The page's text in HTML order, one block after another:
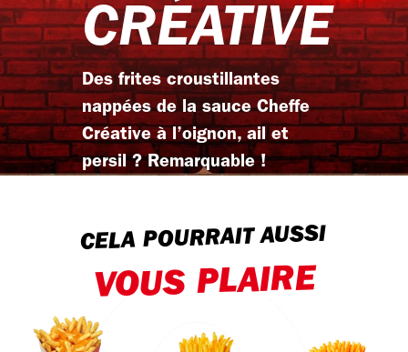
CRÉATIVE
Des frites croustillantes
nappées de la sauce Cheffe
Créative à l’oignon, ail et
persil ? Remarquable !
CELA POURRAIT AUSSI
VOUS PLAIRE